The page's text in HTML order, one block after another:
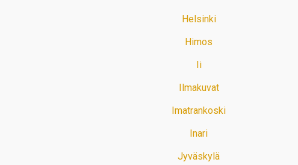
Helsinki
Himos
Ii
Ilmakuvat
Imatrankoski
Inari
Jyväskylä